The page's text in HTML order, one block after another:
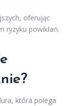
oferując
ryzyku powikłań.
która polega